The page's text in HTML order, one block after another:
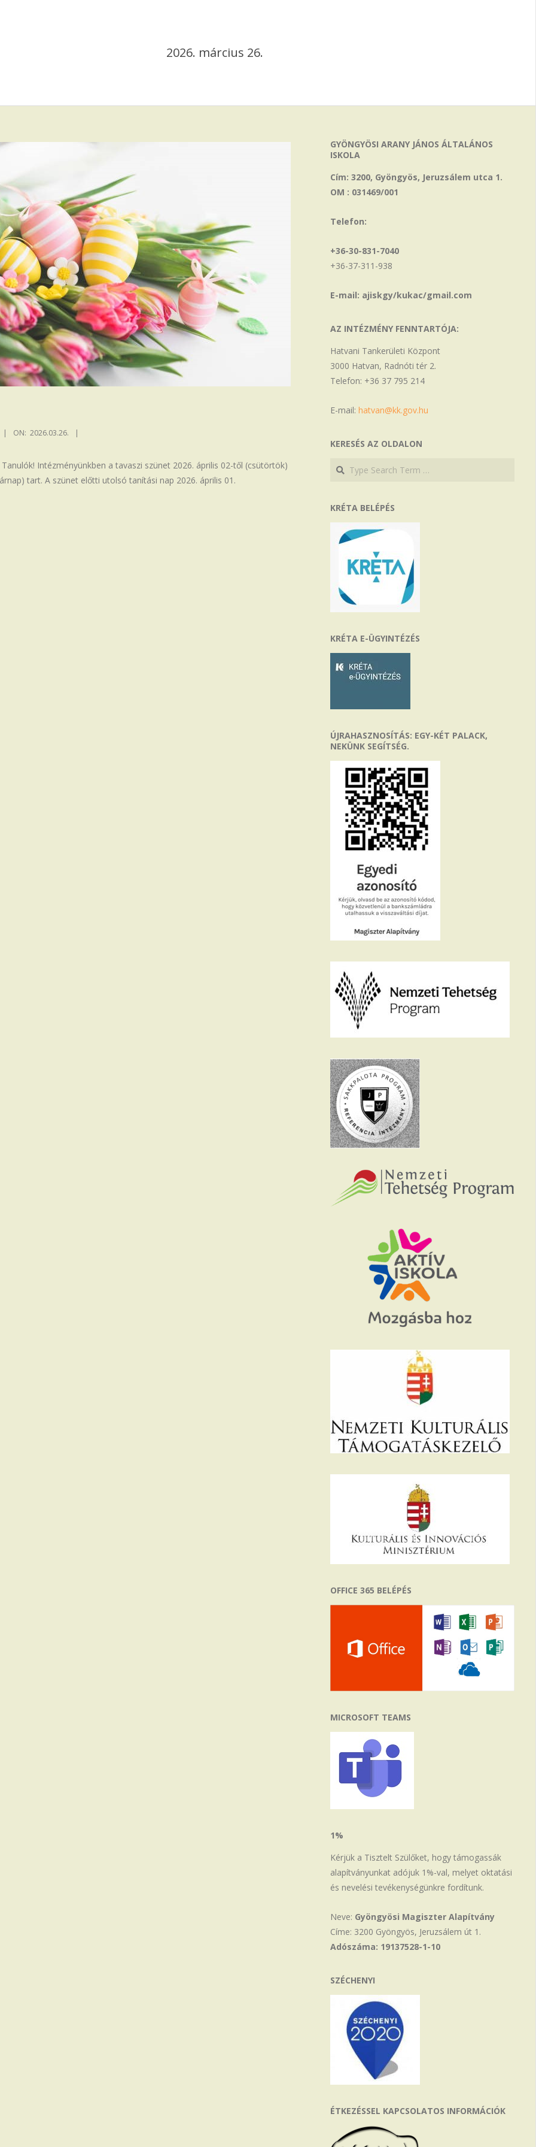
2026. március 26.
ON: 2026.03.26.
Tanulók! Intézményünkben a tavaszi szünet 2026. április 02-től (csütörtök)
tart. A szünet előtti utolsó tanítási nap 2026. április 01.
GYÖNGYÖSI ARANY JÁNOS ÁLTALÁNOS
ISKOLA
Cím: 3200, Gyöngyös, Jeruzsálem utca 1.
OM : 031469/001
Telefon:
+36-30-831-7040
+36-37-311-938
E-mail: ajiskgy/kukac/gmail.com
AZ INTÉZMÉNY FENNTARTÓJA:
Hatvani Tankerületi Központ
3000 Hatvan, Radnóti tér 2.
Telefon: +36 37 795 214
E-mail:hatvan@kk.gov.hu
KERESÉS AZ OLDALON
Search
Search
KRÉTA BELÉPÉS
KRÉTA E-ÜGYINTÉZÉS
ÚJRAHASZNOSÍTÁS: EGY-KÉT PALACK,
NEKÜNK SEGÍTSÉG.
OFFICE 365 BELÉPÉS
MICROSOFT TEAMS
1%
Kérjük a Tisztelt Szülőket, hogy támogassák
alapítványunkat adójuk 1%-val, melyet oktatási
és nevelési tevékenységünkre fordítunk.
Neve: Gyöngyösi Magiszter Alapítvány
Címe: 3200 Gyöngyös, Jeruzsálem út 1.
Adószáma: 19137528-1-10
SZÉCHENYI
ÉTKEZÉSSEL KAPCSOLATOS INFORMÁCIÓK